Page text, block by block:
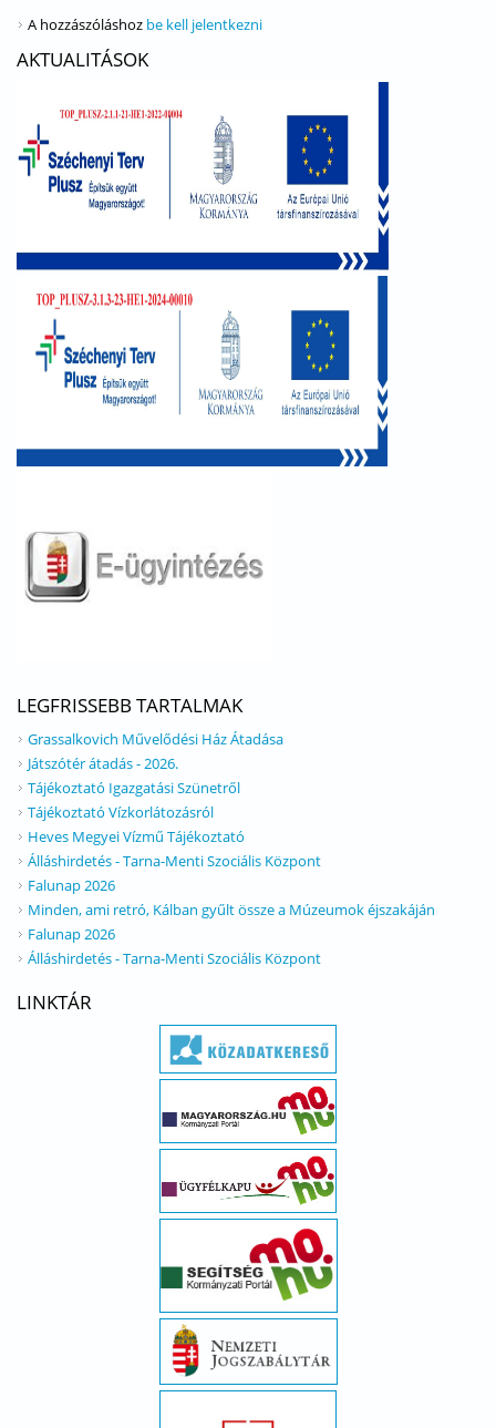
A hozzászóláshoz be kell jelentkezni
AKTUALITÁSOK
LEGFRISSEBB TARTALMAK
Grassalkovich Művelődési Ház Átadása
Játszótér átadás - 2026.
Tájékoztató Igazgatási Szünetről
Tájékoztató Vízkorlátozásról
Heves Megyei Vízmű Tájékoztató
Álláshirdetés - Tarna-Menti Szociális Központ
Falunap 2026
Minden, ami retró, Kálban gyűlt össze a Múzeumok éjszakáján
Falunap 2026
Álláshirdetés - Tarna-Menti Szociális Központ
LINKTÁR